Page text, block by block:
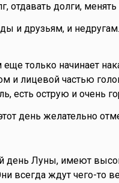
отдавать долги,
и друзьям, и
только начинает
и лицевой частью
есть острую и очень
день желательно
Луны, имеют
всегда ждут чего-то